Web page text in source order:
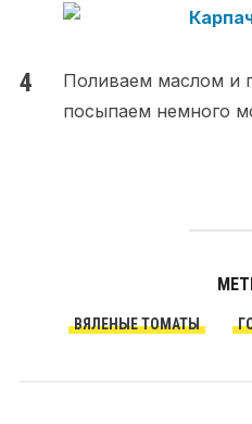
Поливаем маслом и
посыпаем немного
ВЯЛЕНЫЕ ТОМАТЫ